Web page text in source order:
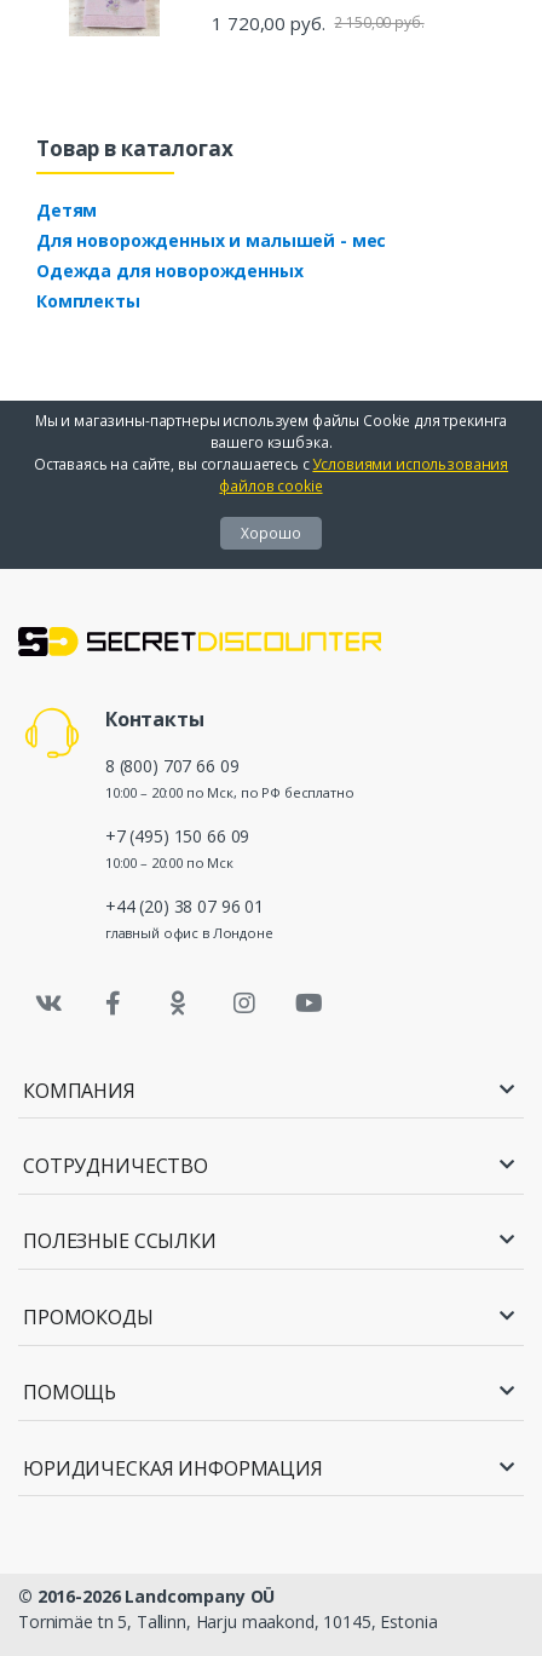
1 720,00 руб. 2 150,00 руб.
Товар в каталогах
Детям
Для новорожденных и малышей - мес
Одежда для новорожденных
Комплекты
Мы и магазины-партнеры используем файлы Cookie для трекинга
вашего кэшбэка.
Оставаясь на сайте, вы соглашаетесь сУсловиями использования
файлов cookie
Хорошо
Контакты
8 (800) 707 66 09
10:00 – 20:00 по Мск, по РФ бесплатно
+7 (495) 150 66 09
10:00 – 20:00 по Мск
+44 (20) 38 07 96 01
главный офис в Лондоне
КОМПАНИЯ
СОТРУДНИЧЕСТВО
ПОЛЕЗНЫЕ ССЫЛКИ
ПРОМОКОДЫ
ПОМОЩЬ
ЮРИДИЧЕСКАЯ ИНФОРМАЦИЯ
© 2016-2026 Landcompany OÜ
Tornimäe tn 5, Tallinn, Harju maakond, 10145, Estonia